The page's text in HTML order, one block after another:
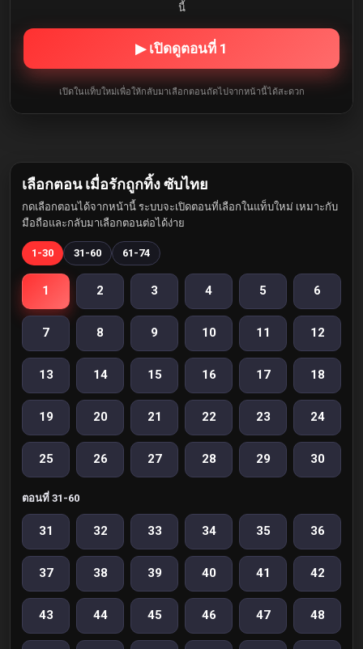
นี้
▶ เปิดดูตอนที่ 1
เปิดในแท็บใหม่เพื่อให้กลับมาเลือกตอนถัดไปจากหน้านี้ได้สะดวก
เลือกตอน เมื่อรักถูกทิ้ง ซับไทย
กดเลือกตอนได้จากหน้านี้ ระบบจะเปิดตอนที่เลือกในแท็บใหม่ เหมาะกับ
มือถือและกลับมาเลือกตอนต่อได้ง่าย
1-30 31-60 61-74
1 2 3 4 5 6
7 8 9 10 11 12
13 14 15 16 17 18
19 20 21 22 23 24
25 26 27 28 29 30
ตอนที่ 31-60
31 32 33 34 35 36
37 38 39 40 41 42
43 44 45 46 47 48